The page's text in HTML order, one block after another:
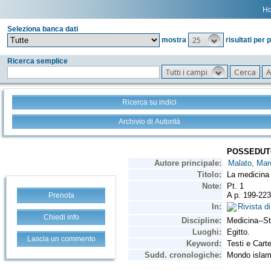
Seleziona banca dati
mostra
25 risultati per
Ricerca semplice
Tutti i campi
Ricerca su indici
Archivio di Autorità
Prenota
Chiedi info
Lascia un commento